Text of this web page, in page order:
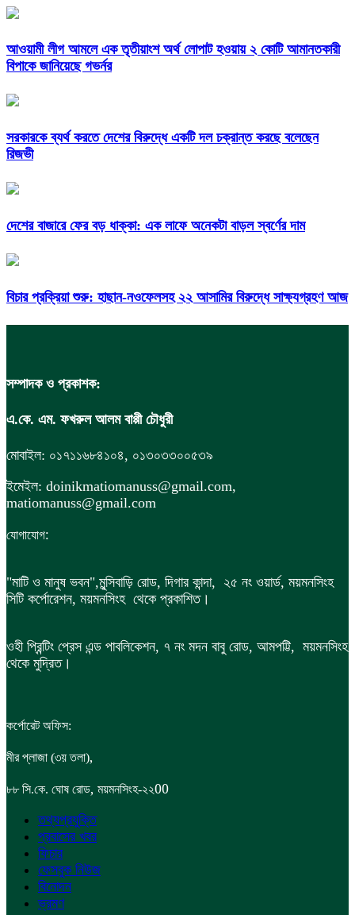
আওয়ামী লীগ আমলে এক তৃতীয়াংশ অর্থ লোপাট হওয়ায় ২ কোটি আমানতকারী
বিপাকে জানিয়েছে গভর্নর
সরকারকে ব্যর্থ করতে দেশের বিরুদ্ধে একটি দল চক্রান্ত করছে বলেছেন
রিজভী
দেশের বাজারে ফের বড় ধাক্কা: এক লাফে অনেকটা বাড়ল স্বর্ণের দাম
বিচার প্রক্রিয়া শুরু: হাছান-নওফেলসহ ২২ আসামির বিরুদ্ধে সাক্ষ্যগ্রহণ আজ
সম্পাদক ও প্রকাশক:
এ.কে. এম. ফখরুল আলম বাপ্পী চৌধুরী
মোবাইল: ০১৭১১৬৮৪১০৪, ০১৩০৩৩০০৫৩৯
ইমেইল: doinikmatiomanuss@gmail.com,
matiomanuss@gmail.com
যোগাযোগ:
"মাটি ও মানুষ ভবন",মুন্সিবাড়ি রোড, দিগার কান্দা, ২৫ নং ওয়ার্ড, ময়মনসিংহ
সিটি কর্পোরেশন, ময়মনসিংহ থেকে প্রকাশিত।
ওহী প্রিন্টিং প্রেস এন্ড পাবলিকেশন, ৭ নং মদন বাবু রোড, আমপট্টি, ময়মনসিংহ
থেকে মুদ্রিত।
কর্পোরেট অফিস:
মীর প্লাজা (৩য় তলা),
৮৮ সি.কে. ঘোষ রোড, ময়মনসিংহ-২২00
তথ্যপ্রযুক্তি
প্রবাসের খবর
ফিচার
ফেসবুক নিউজ
বিনোদন
ভ্রমণ